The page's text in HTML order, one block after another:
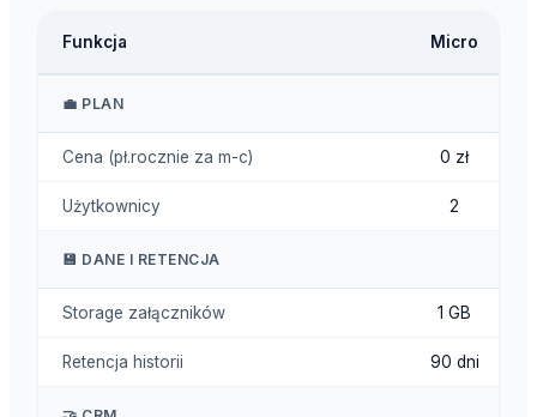
Funkcja Micro
💼 PLAN
Cena (pł.rocznie za m-c) 0 zł
Użytkownicy 2
💾 DANE I RETENCJA
Storage załączników 1 GB
Retencja historii 90 dni